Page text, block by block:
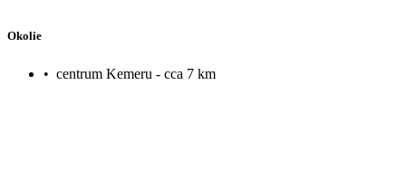
Okolie
• centrum Kemeru - cca 7 km